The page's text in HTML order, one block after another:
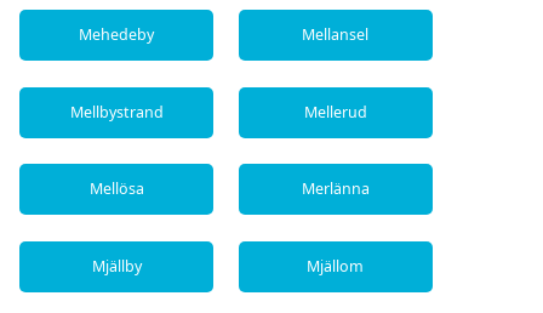
Mehedeby Mellansel
Mellbystrand Mellerud
Mellösa Merlänna
Mjällby Mjällom